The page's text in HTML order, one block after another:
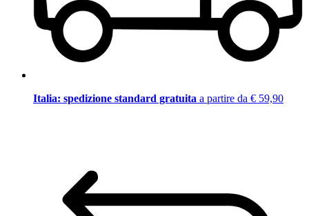
Italia: spedizione standard gratuita a partire da € 59,90